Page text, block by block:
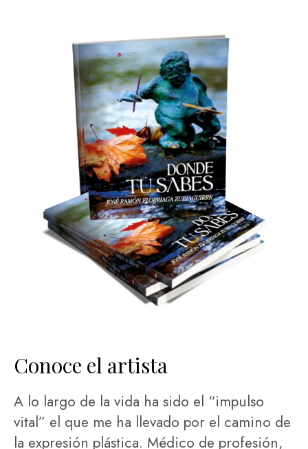
Conoce el artista
A lo largo de la vida ha sido el “impulso
vital” el que me ha llevado por el camino de
la expresión plástica. Médico de profesión,